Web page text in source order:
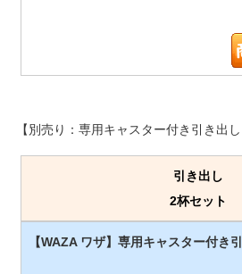
【別売り：専用キャスター付き引き出し
引き出し
2杯セット